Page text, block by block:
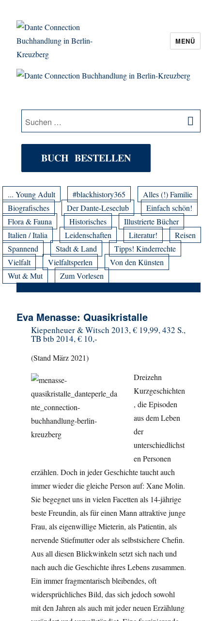
Dante Connection Buchhandlung in
MENÜ
Suche
nach:
BUCH BESTELLEN
... Young Adult #blackhistory365
Alles (!) Familie
Biografisches
Der Dante-Leseclub
Einfach schön!
Flora & Fauna
Historisches
Illustrierte Bücher
Italien / Italia
Leidenschaften Literatur!
Reisen
Spannend
Stadt & Land
Tipps! Kinderrechte
Vielfalt
Vielfaltsperlen
Von den Künsten
Wut & Mut
Zum Vorlesen
Eva Menasse: Quasikristalle
Kiepenheuer & Witsch 2013, € 19,99, 432 S.,
TB btb 2014, € 10,-
(Stand März 2021)
Dreizehn
Kurzgeschichten
, die Episoden
aus dem Leben
der
unterschiedlichst
en Personen
erzählen. Doch in jeder Geschichte taucht auch
immer wieder die gleiche Person auf: Xane Molin.
Sie begegnet uns in vielen Facetten als 14-jährige
beste Freundin, als für einen Mann attraktive junge
Frau, als eigenwillige Mieterin, als Patientin, als
nervende Stiefmutter oder als selbstsichere Chefin.
Aus all diesen Blickwinkeln setzt sich nach und
nach auch die Geschichte ihres Lebens zusammen.
Ein immer fragmentarisch bleibendes, oft
widersprüchliches Bild, das sich jedoch sowohl
mit den Jahren als auch mit jeder neuen Erzählung